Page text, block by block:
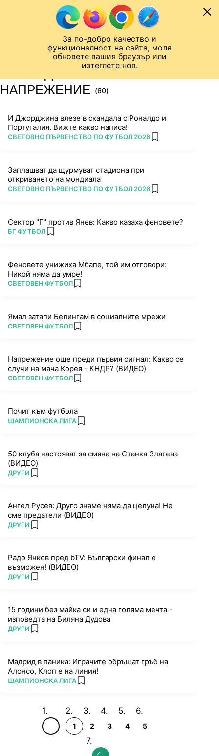
За по-добро качество и
функционалност на сайта, моля
обновете вашия браузър или
изтеглете нов.
Към съдържанието
Лига на Конференциите
НАПРЕЖЕНИЕ (60)
И Джорджина влезе в скандала с Роналдо и
Португалия. Вижте какво написа!
ПОВЕЧЕ ОТ
СВЕТОВНО ПЪРВЕНСТВО ПО ФУТБОЛ 2026 add favorites
Заплашват да щурмуват стадиона при
откриването на мондиала
ПОВЕЧЕ ОТ
СВЕТОВНО ПЪРВЕНСТВО ПО ФУТБОЛ 2026 add favorites
Сектор "Г" против Янев: Какво казаха феновете?
ПОВЕЧЕ ОТ
БГ ФУТБОЛ add favorites
Феновете унижиха Мбапе, той им отговори:
Никой няма да умре!
ПОВЕЧЕ ОТ
СВЕТОВЕН ФУТБОЛ add favorites
Ямал затапи Белингам в социалните мрежи
ПОВЕЧЕ ОТ
СВЕТОВЕН ФУТБОЛ add favorites
Напрежение още преди първия сигнал: Какво се
случи на мача Корея - КНДР? (ВИДЕО)
ПОВЕЧЕ ОТ
СВЕТОВЕН ФУТБОЛ add favorites
Почит към футбола
ПОВЕЧЕ ОТ
ШАМПИОНСКА ЛИГА add favorites
50 клуба настояват за смяна на Станка Златева
(ВИДЕО)
ПОВЕЧЕ ОТ
ДРУГИ add favorites
Ангел Русев: Друго знаме няма да целуна! Не
сме предатели (ВИДЕО)
ПОВЕЧЕ ОТ
ДРУГИ add favorites
Радо Янков пред bTV: Български финал е
възможен! (ВИДЕО)
ПОВЕЧЕ ОТ
ДРУГИ add favorites
15 години без майка си и една голяма мечта -
изповедта на Биляна Дудова
ПОВЕЧЕ ОТ
ДРУГИ add favorites
Мадрид в паника: Играчите обръщат гръб на
Алонсо, Клоп е на линия!
ПОВЕЧЕ ОТ
ШАМПИОНСКА ЛИГА add favorites
1 2 3 4 5